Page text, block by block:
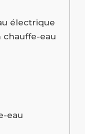
électrique
chauffe-eau
eau